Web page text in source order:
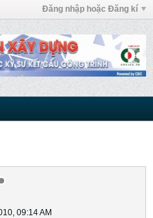
Đăng nhập hoặc Đăng kí
09:14 AM